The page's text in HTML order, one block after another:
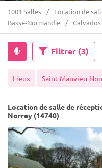
1001 Salles Location de
Basse-Normandie
Calvados
Filtrer (3)
Lieux Saint-Manvieu-
Location de salle de
Norrey (14740)